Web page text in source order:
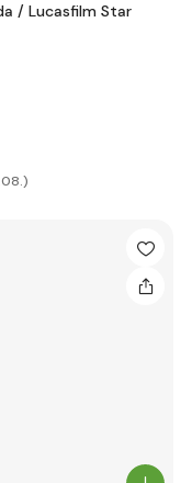
/ Lucasfilm Star